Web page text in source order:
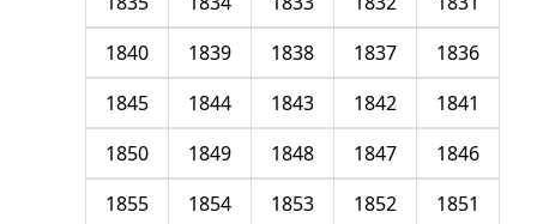
1836
1837
1838
1839
1840
1841
1842
1843
1844
1845
1846
1847
1848
1849
1850
1851
1852
1853
1854
1855